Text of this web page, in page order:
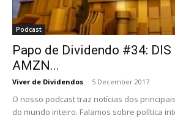
Podcast
Papo de Dividendo #34:
AMZN...
Viver de Dividendos - 5 December 2017
O nosso podcast traz notícias dos
do mundo inteiro. Falamos sobre política